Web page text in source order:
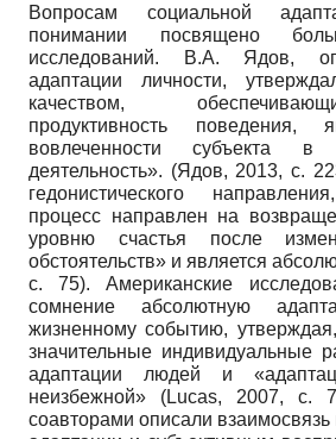
Вопросам социальной
понимании посвящено
исследований. В.А. Ядов,
адаптации личности,
качеством,
продуктивность поведения,
вовлеченности субъекта в
деятельность». (Ядов, 2013, с.
гедонистического
процесс направлен на
уровню счастья после
обстоятельств» и является
с. 75). Американские
сомнение абсолютную
жизненному событию,
значительные индивидуальные
адаптации людей и
неизбежной» (Lucas, 2007, с.
соавторами описали